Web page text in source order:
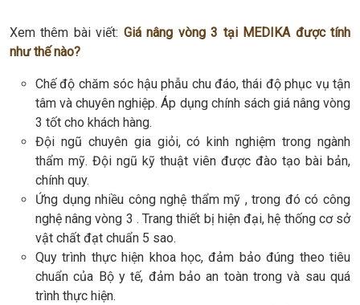
Xem thêm bài viết: Giá nâng vòng 3 tại MEDIKA được tính
như thế nào?
Chế độ chăm sóc hậu phẫu chu đáo, thái độ phục vụ tận
tâm và chuyên nghiệp. Áp dụng chính sách giá nâng vòng
3 tốt cho khách hàng.
Đội ngũ chuyên gia giỏi, có kinh nghiệm trong ngành
thẩm mỹ. Đội ngũ kỹ thuật viên được đào tạo bài bản,
chính quy.
Ứng dụng nhiều công nghệ thẩm mỹ , trong đó có công
nghệ nâng vòng 3 . Trang thiết bị hiện đại, hệ thống cơ sở
vật chất đạt chuẩn 5 sao.
Quy trình thực hiện khoa học, đảm bảo đúng theo tiêu
chuẩn của Bộ y tế, đảm bảo an toàn trong và sau quá
trình thực hiện.